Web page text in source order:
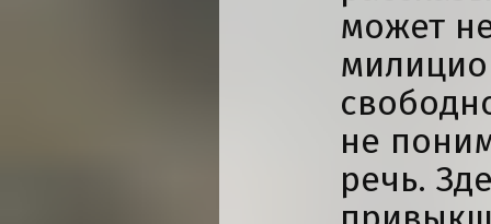
может
не
речь.